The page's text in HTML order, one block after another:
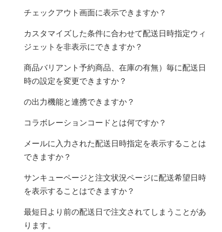
チェックアウト画面に表示できますか？
カスタマイズした条件に合わせて配送日時指定ウィ
ジェットを非表示にできますか？
商品バリアント(予約商品、在庫の有無）毎に配送日
時の設定を変更できますか？
Quick Order PrinterのCSV出力機能と連携できますか？
コラボレーションコードとは何ですか？
メールに入力された配送日時指定を表示することは
できますか？
サンキューページと注文状況ページに配送希望日時
を表示することはできますか？
最短日より前の配送日で注文されてしまうことがあ
ります。